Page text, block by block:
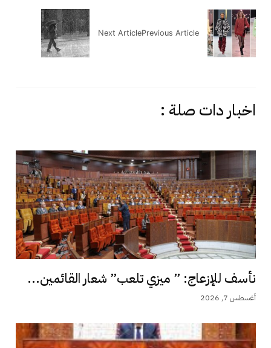
Previous Article
Next Article
اخبار دات صلة :
نأسف للإزعاج: ” ميزي تلعب” شعار القائمين...
أغسطس 7, 2026